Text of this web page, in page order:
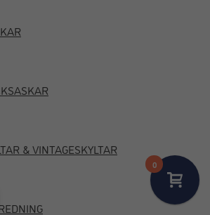
& VINTAGESKYLTAR
0